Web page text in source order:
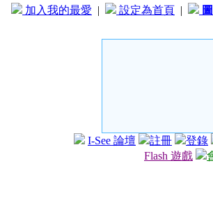
加入我的最愛 | 設定為首頁 |
I-See 論壇 註冊 登錄
Flash 遊戲